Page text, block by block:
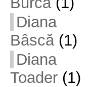
Diana
Bâscă(1)
Diana
Toader(1)